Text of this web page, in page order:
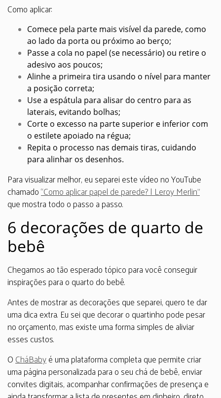
Como aplicar:
Comece pela parte mais visível da parede, como
ao lado da porta ou próximo ao berço;
Passe a cola no papel (se necessário) ou retire o
adesivo aos poucos;
Alinhe a primeira tira usando o nível para manter
a posição correta;
Use a espátula para alisar do centro para as
laterais, evitando bolhas;
Corte o excesso na parte superior e inferior com
o estilete apoiado na régua;
Repita o processo nas demais tiras, cuidando
para alinhar os desenhos.
Para visualizar melhor, eu separei este vídeo no YouTube
chamado“Como aplicar papel de parede? | Leroy Merlin”
que mostra todo o passo a passo.
6 decorações de quarto de
bebê
Chegamos ao tão esperado tópico para você conseguir
inspirações para o quarto do bebê.
Antes de mostrar as decorações que separei, quero te dar
uma dica extra. Eu sei que decorar o quartinho pode pesar
no orçamento, mas existe uma forma simples de aliviar
esses custos.
OCháBabyé uma plataforma completa que permite criar
uma página personalizada para o seu chá de bebê, enviar
convites digitais, acompanhar confirmações de presença e